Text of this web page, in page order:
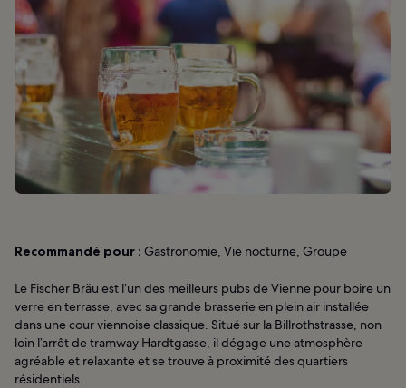
Recommandé pour : Gastronomie, Vie nocturne, Groupe
Le Fischer Bräu est l’un des meilleurs pubs de Vienne pour boire un
verre en terrasse, avec sa grande brasserie en plein air installée
dans une cour viennoise classique. Situé sur la Billrothstrasse, non
loin l’arrêt de tramway Hardtgasse, il dégage une atmosphère
agréable et relaxante et se trouve à proximité des quartiers
résidentiels.